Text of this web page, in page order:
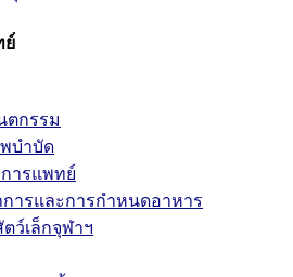
ย์
ตกรรม
บำบัด
ารแพทย์
ารและการกำหนดอาหาร
ว์เล็กจุฬาฯ